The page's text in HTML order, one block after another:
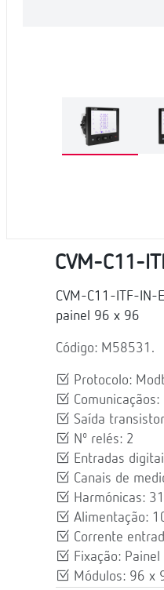
CVM-C11-
CVM-C11-ITF-IN-
painel 96 x 96
Código: M58531.
Protocolo:
Saída
Nº relés: 2
Entradas
Canais de
Harmónicas: 31
Alimentação:
Corrente
Fixação: Painel
Módulos: 96 x